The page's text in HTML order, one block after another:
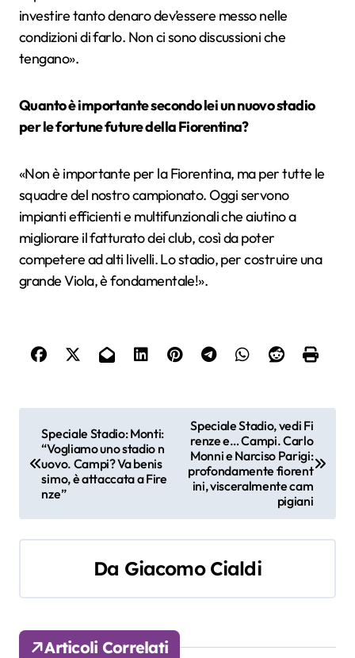
investire tanto denaro dev’essere messo nelle
condizioni di farlo. Non ci sono discussioni che
tengano».
Quanto è importante secondo lei un nuovo stadio
per le fortune future della Fiorentina?
«Non è importante per la Fiorentina, ma per tutte le
squadre del nostro campionato. Oggi servono
impianti efficienti e multifunzionali che aiutino a
migliorare il fatturato dei club, così da poter
competere ad alti livelli. Lo stadio, per costruire una
grande Viola, è fondamentale!».
a
i
i
Speciale Stadio: Monti:
“Vogliamo uno stadio n
uovo. Campi? Va benis
simo, è attaccata a Fire
nze”
Speciale Stadio, vedi Fi
renze e… Campi. Carlo
Monni e Narciso Parigi:
profondamente fiorent
ini, visceralmente cam
pigiani
Da Giacomo Cialdi
Articoli Correlati